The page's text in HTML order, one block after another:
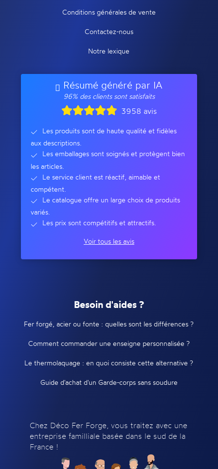
Conditions générales de vente
Contactez-nous
Notre lexique
Résumé généré par IA
96% des clients sont satisfaits
3958 avis
Les produits sont de haute qualité et fidèles
aux descriptions.
Les emballages sont soignés et protègent bien
les articles.
Le service client est réactif, aimable et
compétent.
Le catalogue offre un large choix de produits
variés.
Les prix sont compétitifs et attractifs.
Voir tous les avis
Besoin d'aides ?
Fer forgé, acier ou fonte : quelles sont les différences ?
Comment commander une enseigne personnalisée ?
Le thermolaquage : en quoi consiste cette alternative ?
Guide d'achat d'un Garde-corps sans soudure
Chez Déco Fer Forge, vous traitez avec une
entreprise familliale basée dans le sud de la
France !